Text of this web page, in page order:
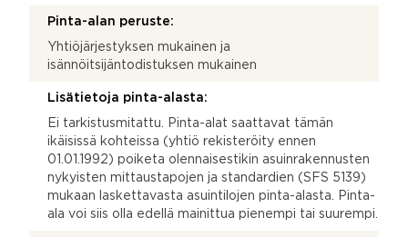
Pinta-alan peruste:
Yhtiöjärjestyksen mukainen ja
isännöitsijäntodistuksen mukainen
Lisätietoja pinta-alasta:
Ei tarkistusmitattu. Pinta-alat saattavat tämän
ikäisissä kohteissa (yhtiö rekisteröity ennen
01.01.1992) poiketa olennaisestikin asuinrakennusten
nykyisten mittaustapojen ja standardien (SFS 5139)
mukaan laskettavasta asuintilojen pinta-alasta. Pinta-
ala voi siis olla edellä mainittua pienempi tai suurempi.